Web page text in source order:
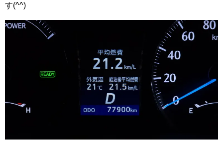
す(^^)